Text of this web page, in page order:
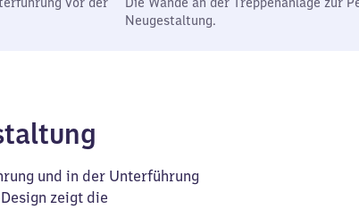
Neugestaltung.
und in der Unterführung
zeigt die